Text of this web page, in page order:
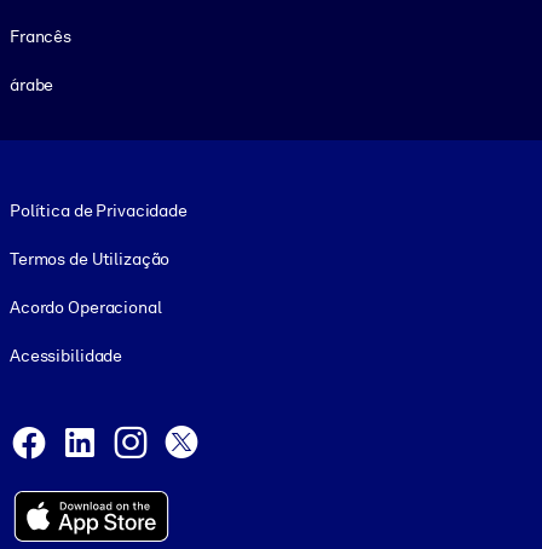
Francês
árabe
Política de Privacidade
Termos de Utilização
Acordo Operacional
Acessibilidade
Facebook
LinkedInInstagram